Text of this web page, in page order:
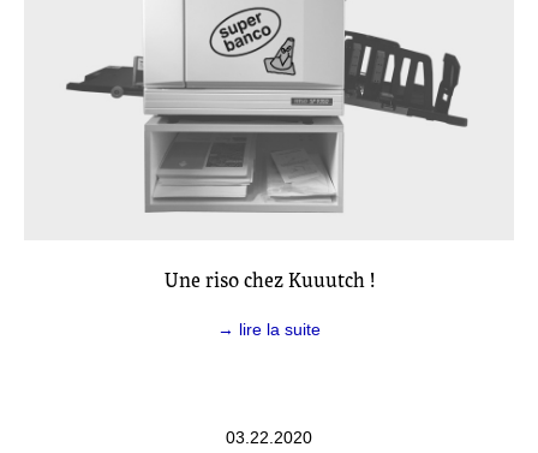
Une riso chez Kuuutch !
→ lire la suite
03.22.2020